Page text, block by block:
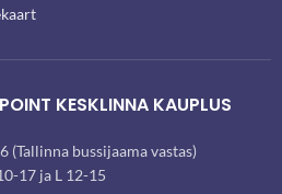
KESKLINNA KAUPLUS
(Tallinna bussijaama vastas)
17 ja L 12-15